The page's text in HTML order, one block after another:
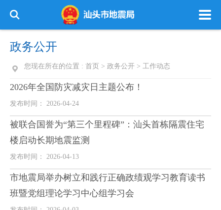
政务公开
您现在所在的位置 : 首页 > 政务公开 > 工作动态
2026年全国防灾减灾日主题公布！
发布时间： 2026-04-24
被联合国誉为“第三个里程碑”：汕头首栋隔震住宅
楼启动长期地震监测
发布时间： 2026-04-13
市地震局举办树立和践行正确政绩观学习教育读书
班暨党组理论学习中心组学习会